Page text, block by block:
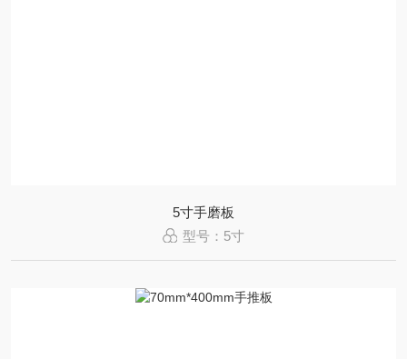
5寸手磨板
型号：5寸